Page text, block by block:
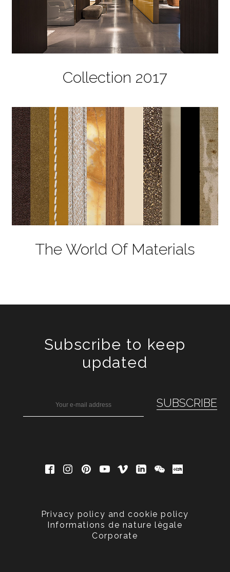
Collection 2017
The World Of Materials
Subscribe to keep
updated
Privacy policy and cookie policy
Informations de nature lègale
Corporate